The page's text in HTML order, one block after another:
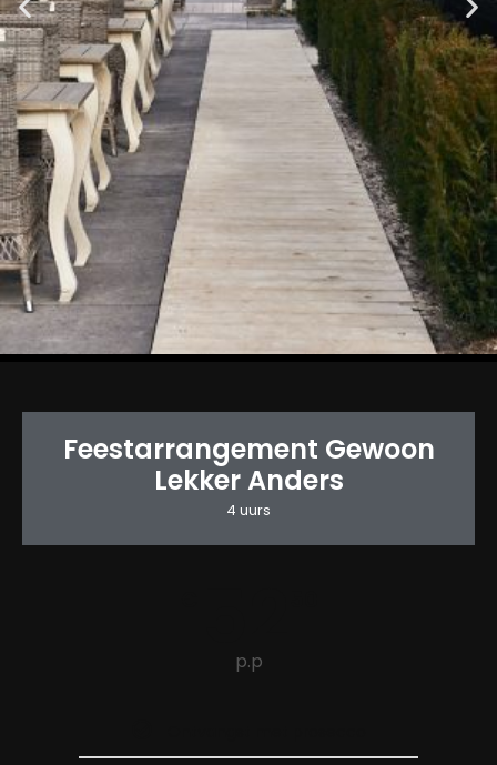
Feestarrangement Gewoon
Lekker Anders
4 uurs
p.p